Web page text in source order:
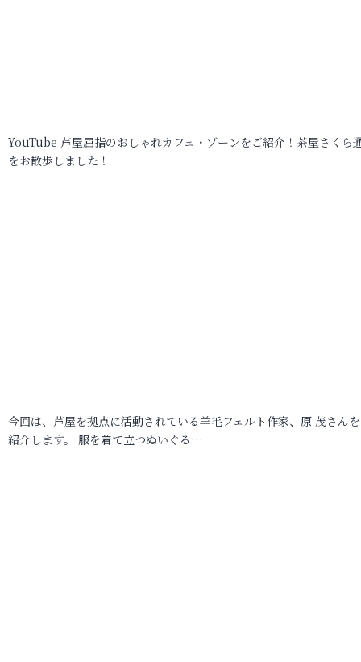
YouTube 芦屋屈指のおしゃれカフェ・ゾーンをご紹介！茶屋さくら
をお散歩しました！
今回は、芦屋を拠点に活動されている羊毛フェルト作家、原 茂さん
紹介します。 服を着て立つぬいぐる…